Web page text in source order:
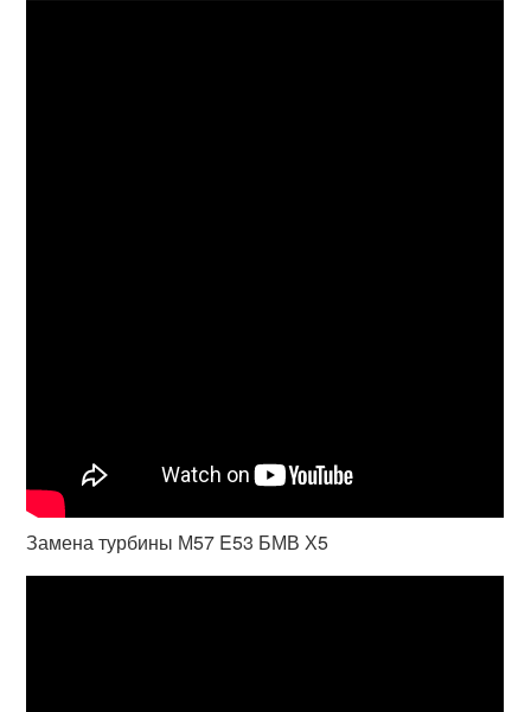
Замена турбины М57 E53 БМВ Х5